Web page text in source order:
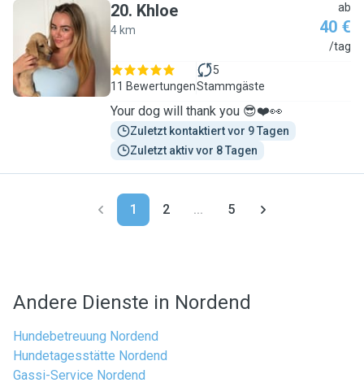
K
20. Khloe
4 km
ab
40 €
/tag
11 Bewertungen
5
Stammgäste
Your dog will thank you 😎❤️👀
Zuletzt kontaktiert vor 9 Tagen
Zuletzt aktiv vor 8 Tagen
1 2 ... 5
Andere Dienste in Nordend
Hundebetreuung Nordend
Hundetagesstätte Nordend
Gassi-Service Nordend